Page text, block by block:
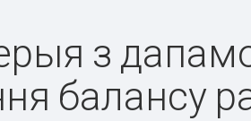
з
балансу